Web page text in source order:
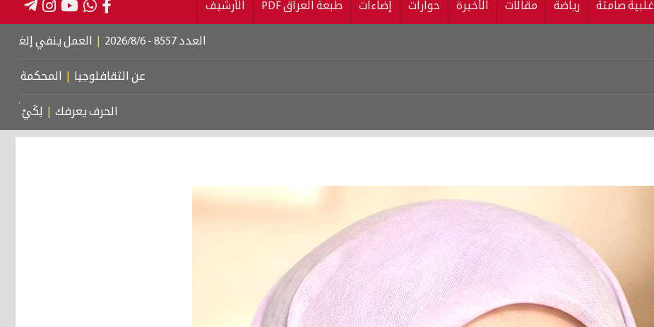
أغلبية صامتة رياضة مقالات الأخيرة حوارات إضاءات طبعة العراق PDF الأرشيف
| العمل ينفي إلغاء الإعانة عن
عن الثقافلوجيا | المحكمة الجنائية
الحرف يعرفك | لِكَيْ أُبَالِغَ فِي